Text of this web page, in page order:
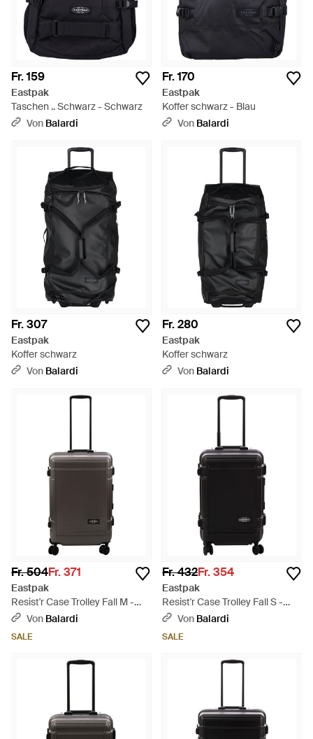
Fr. 159
Eastpak
Taschen .. Schwarz - Schwarz
Von Balardi
Fr. 170
Eastpak
Koffer schwarz - Blau
Von Balardi
Fr. 307
Eastpak
Koffer schwarz
Von Balardi
Fr. 280
Eastpak
Koffer schwarz
Von Balardi
Fr. 504Fr. 371
Eastpak
Resist'r Case Trolley Fall M -
Schwarz
Von Balardi
SALE
Fr. 432Fr. 354
Eastpak
Resist'r Case Trolley Fall S -
Schwarz
Von Balardi
SALE